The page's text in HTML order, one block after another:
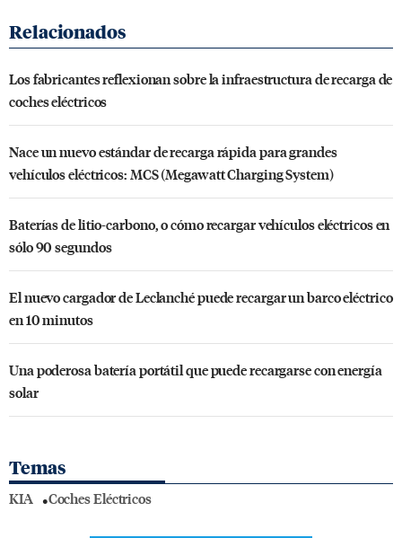
Los fabricantes reflexionan sobre la infraestructura de recarga de
coches eléctricos
Nace un nuevo estándar de recarga rápida para grandes
vehículos eléctricos: MCS (Megawatt Charging System)
Baterías de litio-carbono, o cómo recargar vehículos eléctricos en
sólo 90 segundos
El nuevo cargador de Leclanché puede recargar un barco eléctrico
en 10 minutos
Una poderosa batería portátil que puede recargarse con energía
solar
Temas
KIA Coches Eléctricos